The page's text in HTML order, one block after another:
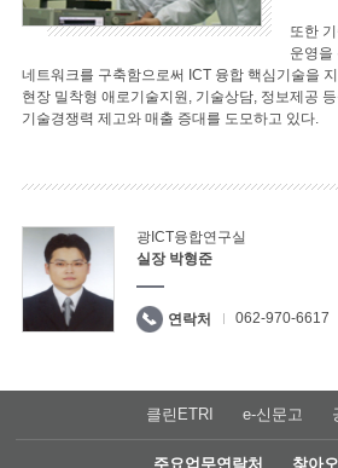
또한
운영을
네트워크를 구축함으로써 ICT 융합 핵심기술을
현장 밀착형 애로기술지원, 기술상담, 정보제공
기술경쟁력 제고와 매출 증대를 도모하고 있다.
광ICT융합연구실
실장 박형준
연락처 062-970-6617
클린ETRI e-신문고
주요업무연락처 찾아